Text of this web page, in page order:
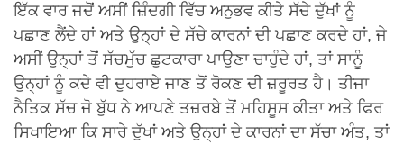
ਇੱਕ ਵਾਰ ਜਦੋਂ ਅਸੀਂ ਜ਼ਿੰਦਗੀ ਵਿੱਚ ਅਨੁਭਵ ਕੀਤੇ ਸੱਚੇ ਦੁੱਖਾਂ ਨੂੰ
ਪਛਾਣ ਲੈਂਦੇ ਹਾਂ ਅਤੇ ਉਨ੍ਹਾਂ ਦੇ ਸੱਚੇ ਕਾਰਨਾਂ ਦੀ ਪਛਾਣ ਕਰਦੇ ਹਾਂ, ਜੇ
ਅਸੀਂ ਉਨ੍ਹਾਂ ਤੋਂ ਸੱਚਮੁੱਚ ਛੁਟਕਾਰਾ ਪਾਉਣਾ ਚਾਹੁੰਦੇ ਹਾਂ, ਤਾਂ ਸਾਨੂੰ
ਉਨ੍ਹਾਂ ਨੂੰ ਕਦੇ ਵੀ ਦੁਹਰਾਏ ਜਾਣ ਤੋਂ ਰੋਕਣ ਦੀ ਜ਼ਰੂਰਤ ਹੈ। ਤੀਜਾ
ਨੈਤਿਕ ਸੱਚ ਜੋ ਬੁੱਧ ਨੇ ਆਪਣੇ ਤਜ਼ਰਬੇ ਤੋਂ ਮਹਿਸੂਸ ਕੀਤਾ ਅਤੇ ਫਿਰ
ਸਿਖਾਇਆ ਕਿ ਸਾਰੇ ਦੁੱਖਾਂ ਅਤੇ ਉਨ੍ਹਾਂ ਦੇ ਕਾਰਨਾਂ ਦਾ ਸੱਚਾ ਅੰਤ, ਤਾਂ